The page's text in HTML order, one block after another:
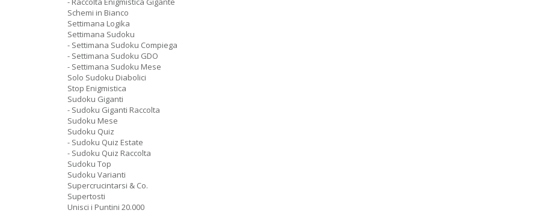
Schemi in Bianco
Settimana Logika
Settimana Sudoku
- Settimana Sudoku Compiega
- Settimana Sudoku GDO
- Settimana Sudoku Mese
Solo Sudoku Diabolici
Stop Enigmistica
Sudoku Giganti
- Sudoku Giganti Raccolta
Sudoku Mese
Sudoku Quiz
- Sudoku Quiz Estate
- Sudoku Quiz Raccolta
Sudoku Top
Sudoku Varianti
Supercrucintarsi & Co.
Supertosti
Unisci i Puntini 20.000